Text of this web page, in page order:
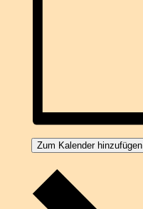
Zum Kalender hinzufügen